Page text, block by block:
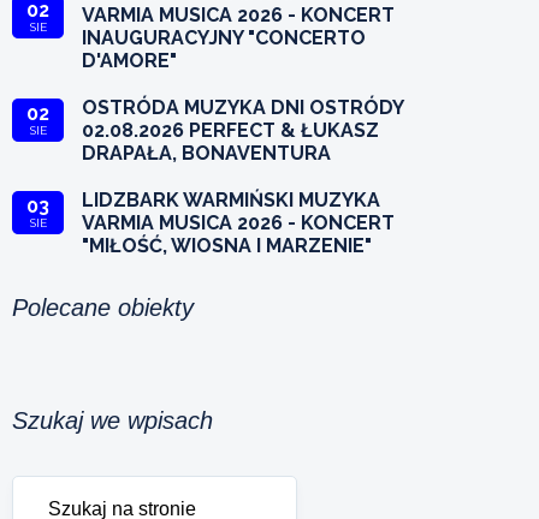
02
SIE
VARMIA MUSICA 2026 - KONCERT
INAUGURACYJNY "CONCERTO
D'AMORE"
02
SIE
OSTRÓDA MUZYKA DNI OSTRÓDY
02.08.2026 PERFECT & ŁUKASZ
DRAPAŁA, BONAVENTURA
03
SIE
LIDZBARK WARMIŃSKI MUZYKA
VARMIA MUSICA 2026 - KONCERT
"MIŁOŚĆ, WIOSNA I MARZENIE"
Polecane obiekty
Szukaj we wpisach